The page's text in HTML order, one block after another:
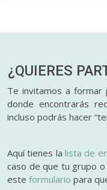
¿QUIERES
Te invitamos a
donde encontrarás
incluso podrás hacer
Aquí tienes lalista de
caso de que tu grupo
este formulario para